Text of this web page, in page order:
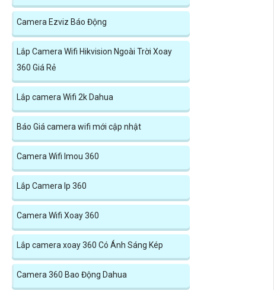
Camera Ezviz Báo Động
Lắp Camera Wifi Hikvision Ngoài Trời Xoay
360 Giá Rẻ
Lắp camera Wifi 2k Dahua
Báo Giá camera wifi mới cập nhật
Camera Wifi Imou 360
Lắp Camera Ip 360
Camera Wifi Xoay 360
Lắp camera xoay 360 Có Ánh Sáng Kép
Camera 360 Bao Động Dahua